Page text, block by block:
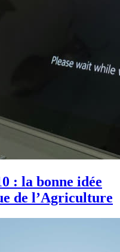
: la bonne idée
de l’Agriculture